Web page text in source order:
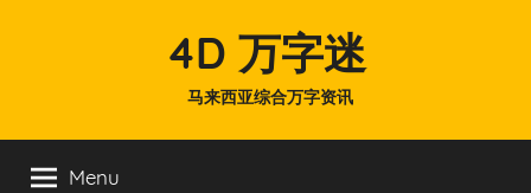
4D 万字迷
马来西亚综合万字资讯
Menu